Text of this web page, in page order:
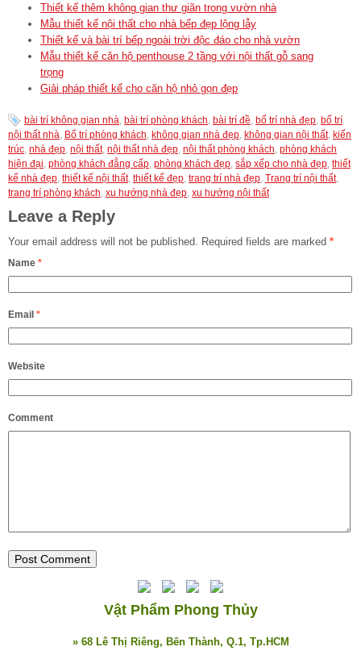
Thiết kế thêm không gian thư giãn trong vườn nhà
Mẫu thiết kế nội thất cho nhà bếp đẹp lộng lẫy
Thiết kế và bài trí bếp ngoài trời độc đáo cho nhà vườn
Mẫu thiết kế căn hộ penthouse 2 tầng với nội thất gỗ sang
trọng
Giải pháp thiết kế cho căn hộ nhỏ gọn đẹp
bài trí không gian nhà, bài trí phòng khách, bài trí đề, bố trí nhà đẹp, bố trí
nội thất nhà, Bố trí phòng khách, không gian nhà đẹp, không gian nội thất, kiến
trúc, nhà đẹp, nội thất, nội thất nhà đẹp, nội thất phòng khách, phòng khách
hiện đại, phòng khách đẳng cấp, phòng khách đẹp, sắp xếp cho nhà đẹp, thiết
kế nhà đẹp, thiết kế nội thất, thiết kế đẹp, trang trí nhà đẹp, Trang trí nội thất,
trang trí phòng khách, xu hướng nhà đẹp, xu hướng nội thất
Leave a Reply
Your email address will not be published. Required fields are marked *
Name *
Email *
Website
Comment
Vật Phẩm Phong Thủy
» 68 Lê Thị Riêng, Bến Thành, Q.1, Tp.HCM